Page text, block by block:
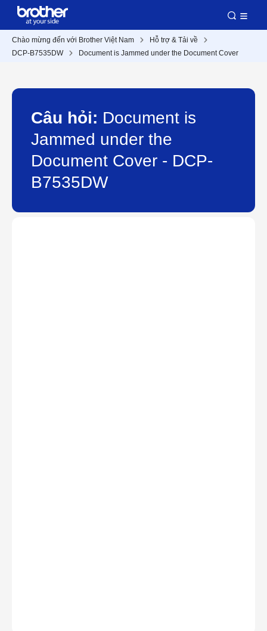
Chào mừng đến với Brother Việt Nam
Hỗ trợ & Tải về
DCP-B7535DW
Document is Jammed under the Document Cover
Câu hỏi: Document is
Jammed under the
Document Cover - DCP-
B7535DW